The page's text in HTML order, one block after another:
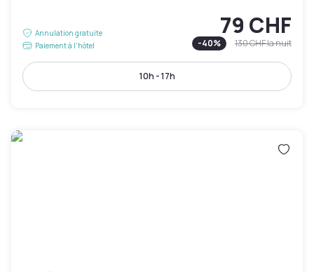
Annulation gratuite
Paiement à l'hôtel
79 CHF
-40% 130 CHFla nuit
10h - 17h